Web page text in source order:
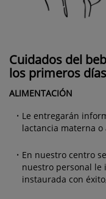
Cuidados del
los primeros
ALIMENTACIÓN
Le entregarán
lactancia materna
En nuestro centro
nuestro personal le
instaurada con